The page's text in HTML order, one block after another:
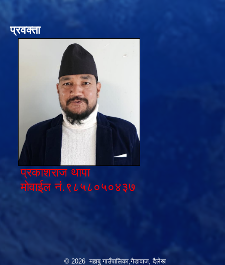
प्रवक्ता
प्रकाशराज थापा
मोवाईल नं.९८५८०५०४३७
© 2026 महाबु गाउँपालिका,गैडावाज, दैलेख